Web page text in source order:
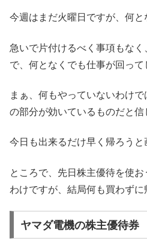
今週はまだ火曜日ですが、何と
急いで片付けるべく事項もな
で、何となくでも仕事が回って
まぁ、何もやっていないわけ
の部分が効いているものだと信
今日も出来るだけ早く帰ろうと
ところで、先日株主優待を使
わけですが、結局何も買わずに
ヤマダ電機の株主優待券